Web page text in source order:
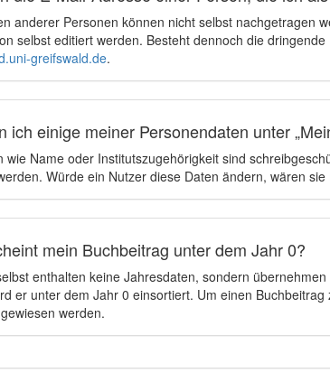
anderer Personen können nicht selbst nachgetragen
selbst editiert werden. Besteht dennoch die
greifswald.de.
ich einige meiner Personendaten unter
wie Name oder Institutszugehörigkeit sind
Würde ein Nutzer diese Daten ändern, wären
mein Buchbeitrag unter dem Jahr 0?
enthalten keine Jahresdaten, sondern
er unter dem Jahr 0 einsortiert. Um einen
werden.